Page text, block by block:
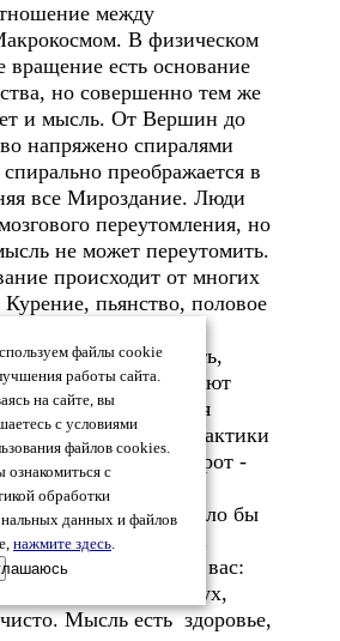
между
В физическом
вращение есть основание
но совершенно тем же
и мысль. От Вершин до
напряжено спиралями
преображается в
все Мироздание. Люди
переутомления, но
не может переутомить.
происходит от многих
пьянство, половое
переедание,
уныние, зависть,
ужасы тьмы дают
приписывается
В условиях профилактики
утомляет, но наоборот -
высших веществ.
в переутомлении было бы
Агни из сердца.
может быть и не в вас:
отравленный воздух,
Мысль есть здоровье,
файлы cookie
работы сайта.
на сайте, вы
с условиями
файлов cookies.
ознакомиться с
обработки
данных и файлов
нажмите здесь.